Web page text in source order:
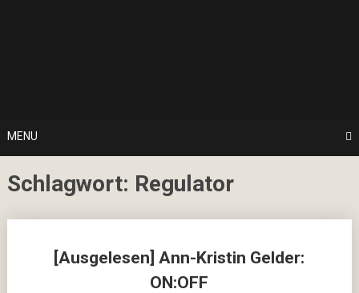
MENU
Schlagwort: Regulator
[Ausgelesen] Ann-Kristin Gelder:
ON:OFF
navigation